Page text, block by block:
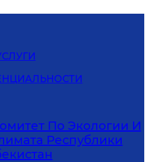
По Экологии И
Республики